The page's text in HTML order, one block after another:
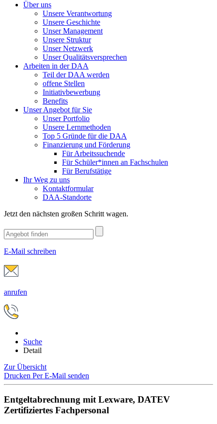
Über uns
Unsere Verantwortung
Unsere Geschichte
Unser Management
Unsere Struktur
Unser Netzwerk
Unser Qualitätsversprechen
Arbeiten in der DAA
Teil der DAA werden
offene Stellen
Initiativbewerbung
Benefits
Unser Angebot für Sie
Unser Portfolio
Unsere Lernmethoden
Top 5 Gründe für die DAA
Finanzierung und Förderung
Für Arbeitssuchende
Für Schüler*innen an Fachschulen
Für Berufstätige
Ihr Weg zu uns
Kontaktformular
DAA-Standorte
Jetzt den nächsten großen Schritt wagen.
E-Mail schreiben
anrufen
Suche
Detail
Zur Übersicht
Drucken Per E-Mail senden
Entgeltabrechnung mit Lexware, DATEV
Zertifiziertes Fachpersonal